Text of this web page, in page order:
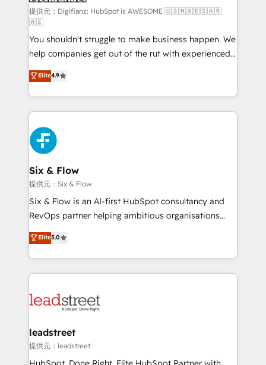
makes us different? 🚀 Top 0.5% of global HubSpot
agencies ⚙️ The strongest technical ability and
integration capabilities 💼 Consultative, long-term
partners who will embed ourselves into your
business, processes and systems 🏢 We specialise in
working with mid-market and enterprise
organisations, global organisations and those with
complex use cases 🏆 CRM Implementation,
Platform Enablement, Custom Integration and
Onboarding Accredited 🔐 ISO27001 & ISO9001
Certified
提供元：Digifianz: HubSpot is AWESOME 🇺🇸🇲🇽🇪🇸🇦🇷
🇦🇪
You shouldn't struggle to make business happen. We
help companies get out of the rut with experienced,
process-oriented teams implementing HubSpot
Marketing, Sales, Service, CMS and Operations Hub,
so selling and actually engaging with your customers
feels easy and pain-free. We are a top ranked
HubSpot Elite Partner, winner of Rookie of the Year
and Customer First Awards, 4.9/5 rating in HubSpot
Reviews and 4.9/5 rating in Clutch Reviews. Digifianz
helps the following industries: logistics & 3PL, home
improvement & construction, branding and
commercialization, real estate, health, education,
SaaS, Software Dev & IT and consulting, make the
the United States, EU, UAE, Mexico and Latin
America. From casual user to super fan: make
Elite4.9
Six & Flow
提供元：Six & Flow
Six & Flow is an AI-first HubSpot consultancy and
RevOps partner helping ambitious organisations
grow with clarity, confidence, and intelligence.
Operating across the UK, Netherlands, Ireland, and
Canada, we’ve delivered thousands of successful
HubSpot projects for mid-market and enterprise
combine HubSpot, data, and AI to design connected
and technology for predictable, scalable revenue
growth. Our expertise spans RevOps, CRM and data
architecture, AI enablement, and strategic marketing,
Elite5.0
leadstreet
提供元：leadstreet